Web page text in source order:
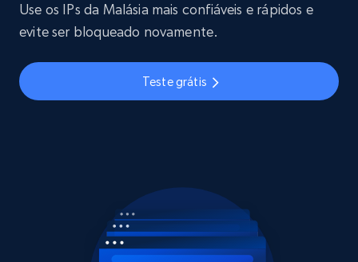
Use os IPs da Malásia mais confiáveis e rápidos e
evite ser bloqueado novamente.
Teste grátis